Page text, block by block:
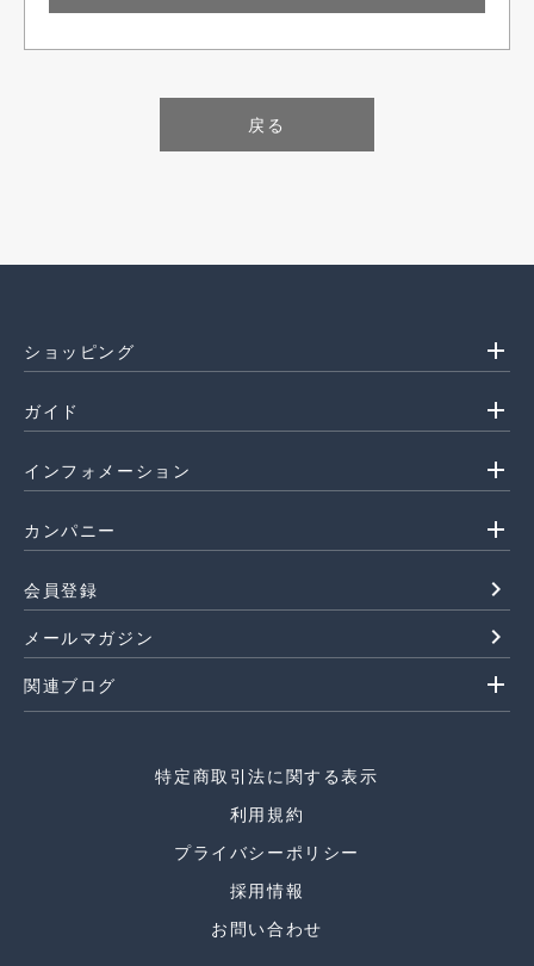
戻る
ショッピング add
ガイド add
インフォメーション add
カンパニー add
会員登録 navigate_next
メールマガジン navigate_next
関連ブログ add
特定商取引法に関する表示
利用規約
プライバシーポリシー
採用情報
お問い合わせ